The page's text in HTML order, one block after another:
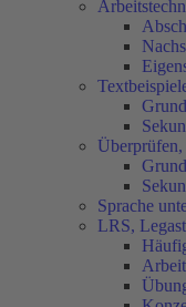
Überprüfen,
Sprache
LRS,